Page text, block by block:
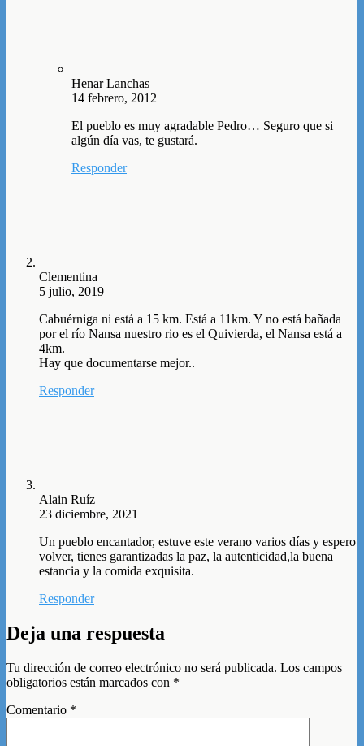
Henar Lanchas
14 febrero, 2012
El pueblo es muy agradable Pedro… Seguro que si
algún día vas, te gustará.
Responder
Clementina
5 julio, 2019
Cabuérniga ni está a 15 km. Está a 11km. Y no está bañada
por el río Nansa nuestro rio es el Quivierda, el Nansa está a
4km.
Hay que documentarse mejor..
Responder
Alain Ruíz
23 diciembre, 2021
Un pueblo encantador, estuve este verano varios días y espero
volver, tienes garantizadas la paz, la autenticidad,la buena
estancia y la comida exquisita.
Responder
Deja una respuesta
Tu dirección de correo electrónico no será publicada. Los campos
obligatorios están marcados con *
Comentario *